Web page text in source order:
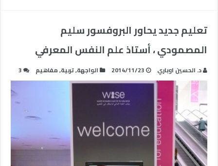
تعليم جديد يحاور البروفسور سليم
المصمودي ، أستاذ علم النفس المعرفي
د. الحسين اوباري 2014/11/23 الواجهة,تربية,مفاهيم 3